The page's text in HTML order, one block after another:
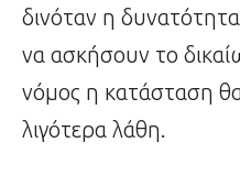
δινόταν η
να ασκήσουν το
νόμος η κατάσταση
λιγότερα λάθη.